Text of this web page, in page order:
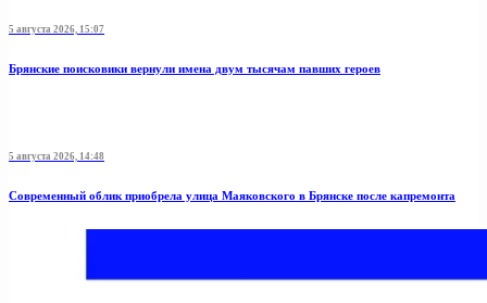
5 августа 2026, 15:07
Брянские поисковики вернули имена двум тысячам павших героев
5 августа 2026, 14:48
Современный облик приобрела улица Маяковского в Брянске после капремонта